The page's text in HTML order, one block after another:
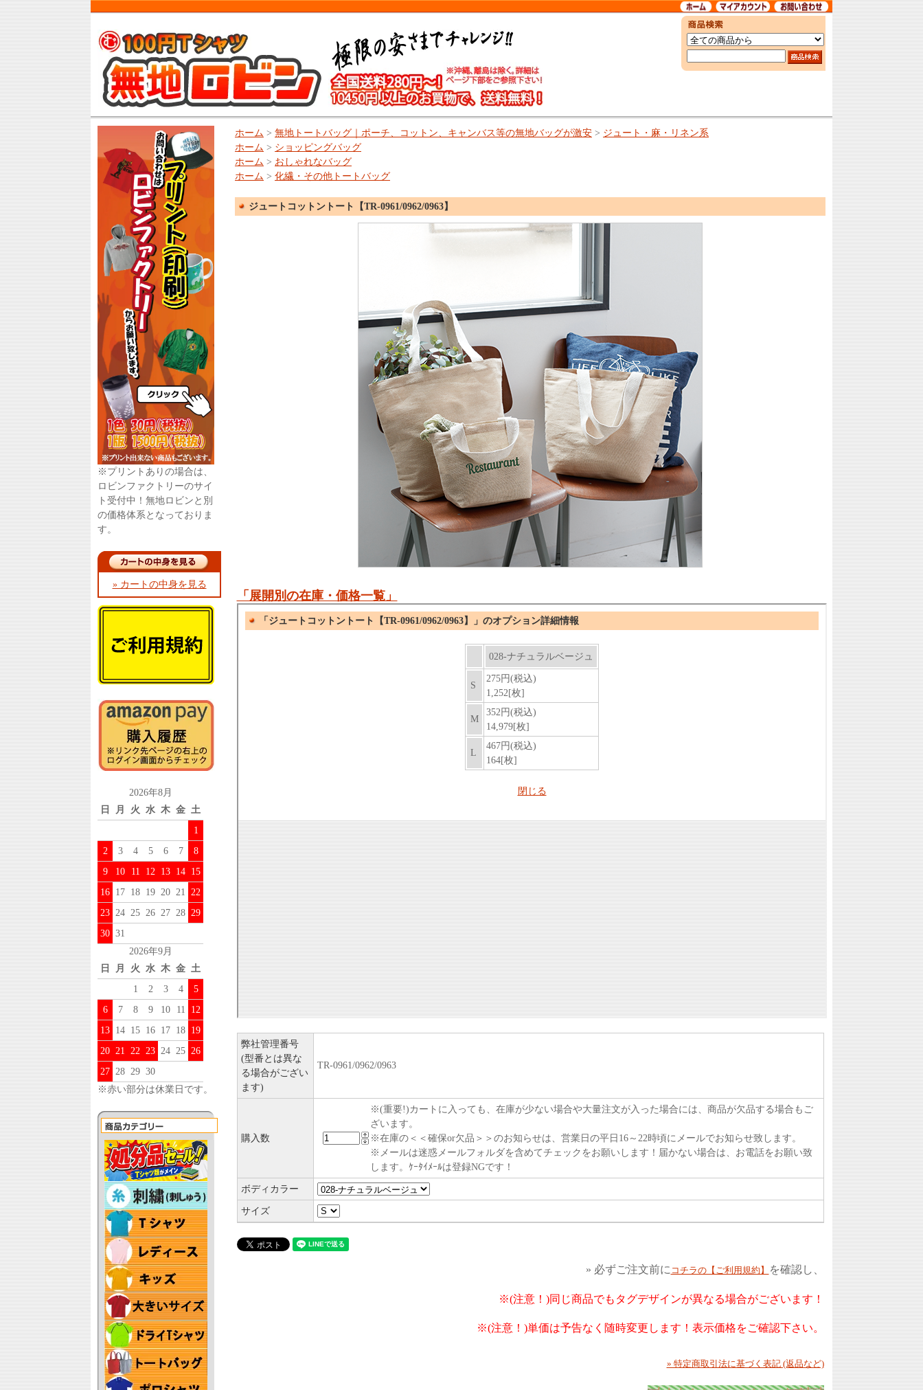
※プリントありの場合は、
ロビンファクトリーのサイ
ト受付中！無地ロビンと別
の価格体系となっておりま
す。
» カートの中身を見る
2026年8月
日
月 火 水 木 金 土
1
2
3 4 5 6 7
8
9
10 11 12 13 14 15
16 17 18 19 20 21 22
23 24 25 26 27 28 29
30 31
2026年9月
日
月 火 水 木 金 土
1
2 3 4
5
6
7 8 9 10 11
12
13 14 15 16 17 18 19
20 21 22 23 24 25 26
27 28 29 30
※赤い部分は休業日です。
ホーム > 無地トートバッグ｜ポーチ、コットン、キャンバス等の無地バッグが激安 > ジュート・麻・リネン系
ホーム > ショッピングバッグ
ホーム > おしゃれなバッグ
ホーム > 化繊・その他トートバッグ
ジュートコットントート【TR-0961/0962/0963】
「展開別の在庫・価格一覧」
弊社管理番号
(型番とは異な
る場合がござい
ます)
TR-0961/0962/0963
購入数
※(重要!)カートに入っても、在庫が少ない場合や大量注文が入った場合には、商品が欠品する場合もご
ざいます。
※在庫の＜＜確保or欠品＞＞のお知らせは、営業日の平日16～22時頃にメールでお知らせ致します。
※メールは迷惑メールフォルダを含めてチェックをお願いします！届かない場合は、お電話をお願い致
します。ｹｰﾀｲﾒｰﾙは登録NGです！
ボディカラー
サイズ
» 必ずご注文前に コチラの【ご利用規約】 を確認し、
※(注意！)同じ商品でもタグデザインが異なる場合がございます！
※(注意！)単価は予告なく随時変更します！表示価格をご確認下さい。
» 特定商取引法に基づく表記 (返品など)